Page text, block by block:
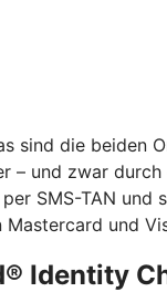
sind die beiden
und zwar
SMS-TAN
und
Identity